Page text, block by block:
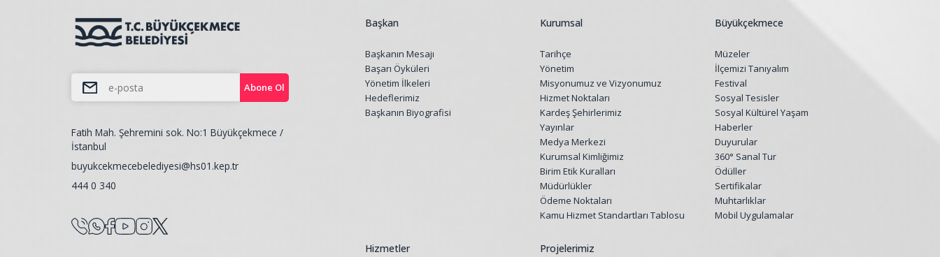
Abone Ol
Fatih Mah. Şehremini sok. No:1 Büyükçekmece /
İstanbul
buyukcekmecebelediyesi@hs01.kep.tr
444 0 340
Başkan
Başkanın Mesajı
Başarı Öyküleri
Yönetim İlkeleri
Hedeflerimiz
Başkanın Biyografisi
Kurumsal
Tarihçe
Yönetim
Misyonumuz ve Vizyonumuz
Hizmet Noktaları
Kardeş Şehirlerimiz
Yayınlar
Medya Merkezi
Kurumsal Kimliğimiz
Birim Etik Kuralları
Müdürlükler
Ödeme Noktaları
Kamu Hizmet Standartları Tablosu
Büyükçekmece
Müzeler
İlçemizi Tanıyalım
Festival
Sosyal Tesisler
Sosyal Kültürel Yaşam
Haberler
Duyurular
360° Sanal Tur
Ödüller
Sertifikalar
Muhtarlıklar
Mobil Uygulamalar
Hizmetler Projelerimiz